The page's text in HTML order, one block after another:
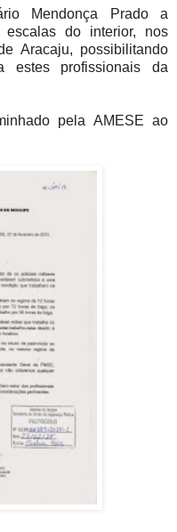
Mendonça Prado a
do interior, nos
Aracaju, possibilitando
estes profissionais da
pela AMESE ao